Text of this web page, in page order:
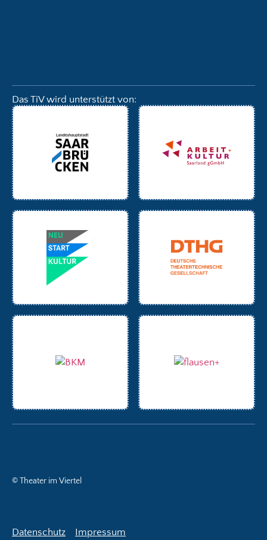
Das TiV wird unterstützt von:
© Theater im Viertel
Datenschutz Impressum